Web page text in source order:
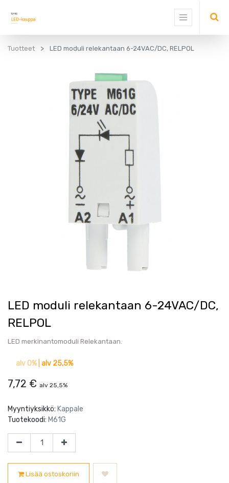
Tuotteet LED moduli relekantaan 6-24VAC/DC, RELPOL
LED moduli relekantaan 6-24VAC/DC,
RELPOL
LED merkinantomoduli Relekantaan.
alv 0%| alv 25,5%
7,72 € alv 25,5%
Myyntiyksikkö: Kappale
Tuotekoodi: M61G
Lisää ostoskoriin